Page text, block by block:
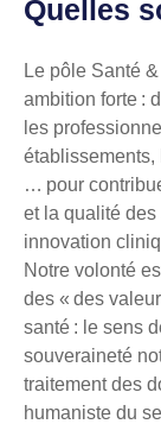
Quelles
Le pôle Santé
ambition forte :
les
établissements,
… pour
et la qualité des
innovation
Notre volonté
des « des
santé : le sens
souveraineté
traitement des
humaniste du